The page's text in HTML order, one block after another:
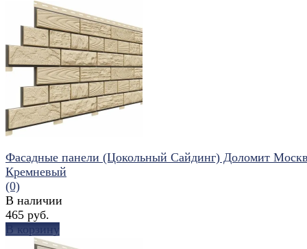
избранное сравнить
Фасадные панели (Цокольный Сайдинг) Доломит
Кремневый
(0)
В наличии
465 руб.
В корзину